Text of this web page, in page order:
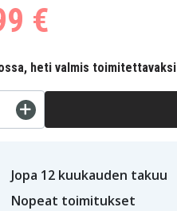
€
heti valmis toimitettavaksi
Jopa 12 kuukauden takuu
Nopeat toimitukset